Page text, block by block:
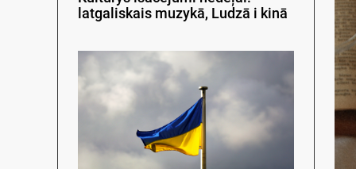
latgaliskais muzykā, Ludzā i kinā